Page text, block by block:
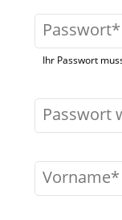
Passwort
Ihr Passwort
Passwort
Vorname